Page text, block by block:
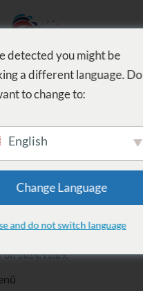
–
on 2024.12.09.
detected you might be
a different language. Do
to change to:
English
Change Language
and do not switch language